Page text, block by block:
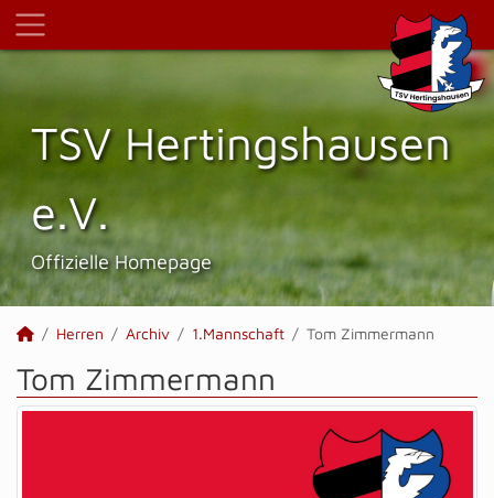
TSV Hertings­hausen
e.V.
Offizielle Homepage
Herren Archiv 1.Mannschaft Tom Zimmermann
Tom Zimmermann